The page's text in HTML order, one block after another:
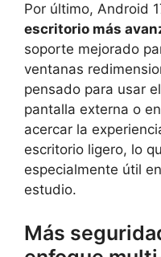
Por último, Android
escritorio más
soporte mejorado
ventanas
pensado para usar
pantalla externa o
acercar la
escritorio ligero, lo
especialmente útil
estudio.
Más